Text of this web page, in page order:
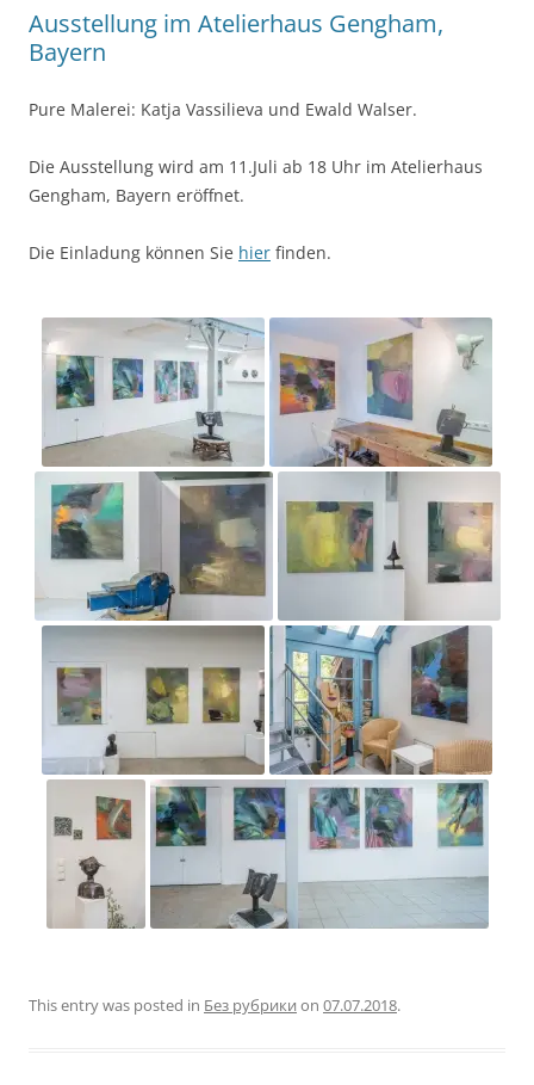
Ausstellung im Atelierhaus Gengham,
Bayern
Pure Malerei: Katja Vassilieva und Ewald Walser.
Die Ausstellung wird am 11.Juli ab 18 Uhr im Atelierhaus
Gengham, Bayern eröffnet.
Die Einladung können Sie hier finden.
This entry was posted in Без рубрики on 07.07.2018.